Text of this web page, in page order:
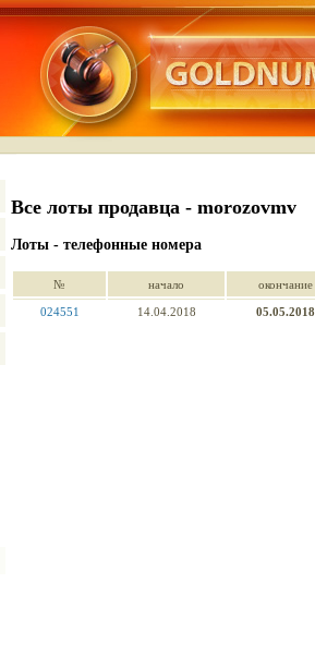
Все лоты продавца - morozovmv
Лоты - телефонные номера
№ начало окончание
024551 14.04.2018 05.05.2018